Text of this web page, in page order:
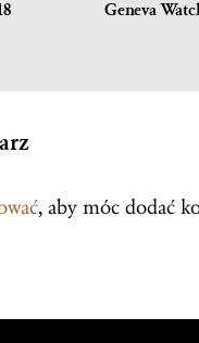
Geneva
, aby móc dodać